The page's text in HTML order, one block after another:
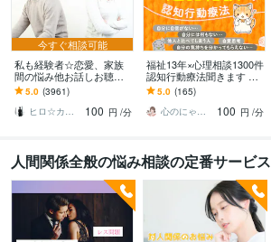
今すぐ相談可能
私も経験者☆恋愛、家族
間の悩み他お話しお聴き
します 心理カウンセラー
が恋愛・復縁・夫婦問題
等☆解決策を共有します
5.0 (3961)
ヒロ☆カウンセリング＆コンサルティング
100 円 /分
福祉13年×心理相談1300件
認知行動療法聞きます コ
コナラ10年1300件で人間
関係の悩みに寄り添いア
ドバイス
5.0 (165)
心のにゃん友 ゆかこ【うつ・復縁相談】
100 円 /分
人間関係全般の悩み相談の定番サービス